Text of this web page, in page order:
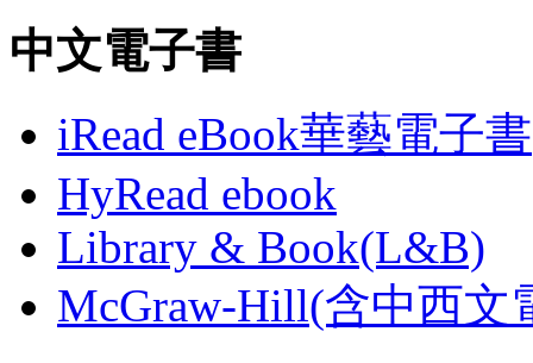
中文電子書
iRead eBook華藝電子書
HyRead ebook
Library & Book(L&B)
McGraw-Hill(含中西文